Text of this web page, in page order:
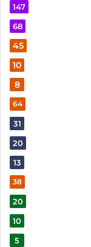
147
68
45
10
8
64
31
20
13
38
20
10
5